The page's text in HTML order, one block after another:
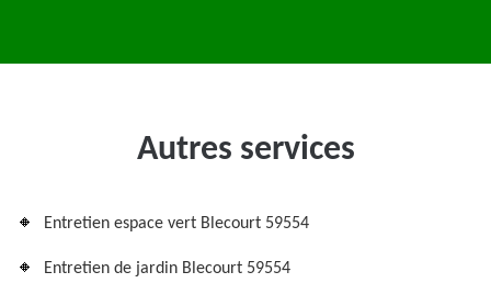
Autres services
Entretien espace vert Blecourt 59554
Entretien de jardin Blecourt 59554